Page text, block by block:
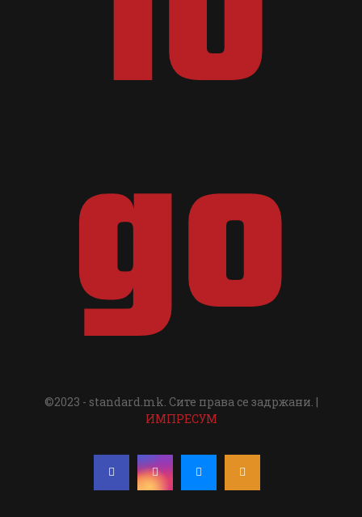
©2023 - standard.mk. Сите права се задржани. |
ИМПРЕСУМ